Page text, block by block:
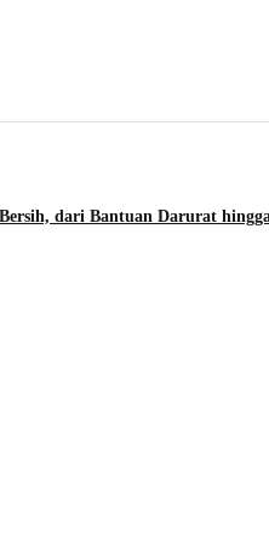
dari Bantuan Darurat